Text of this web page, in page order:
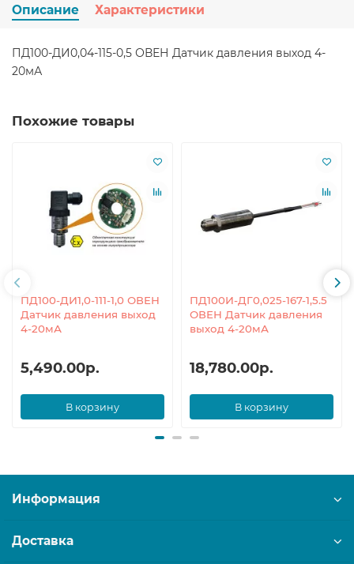
Описание Характеристики
ПД100-ДИ0,04-115-0,5 ОВЕН Датчик давления выход 4-
20мА
Похожие товары
ПД100-ДИ1,0-111-1,0 ОВЕН
Датчик давления выход
4-20мА
5,490.00р.
В корзину
ПД100И-ДГ0,025-167-1,5.5
ОВЕН Датчик давления
выход 4-20мА
18,780.00р.
В корзину
Информация
Доставка